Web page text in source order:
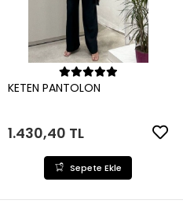
Sepete Ekle
KETEN PANTOLON
1.430,40 TL
Sepete Ekle